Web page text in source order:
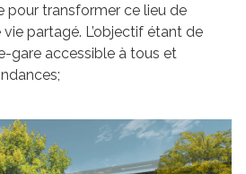
pour transformer ce lieu de
partagé. L’objectif étant de
gare accessible à tous et